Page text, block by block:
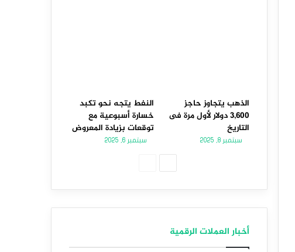
الذهب يتجاوز حاجز
3,600 دولار لأول مرة فى
التاريخ
سبتمبر 8, 2025
النفط يتجه نحو تكبد
خسارة أسبوعية مع
توقعات بزيادة المعروض
سبتمبر 6, 2025
أخبار العملات الرقمية